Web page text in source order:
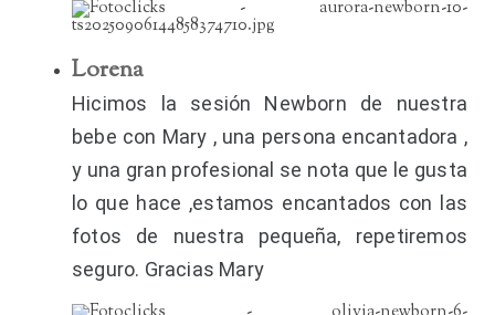
Lorena
Hicimos la sesión Newborn de nuestra
bebe con Mary , una persona encantadora ,
y una gran profesional se nota que le gusta
lo que hace ,estamos encantados con las
fotos de nuestra pequeña, repetiremos
seguro. Gracias Mary